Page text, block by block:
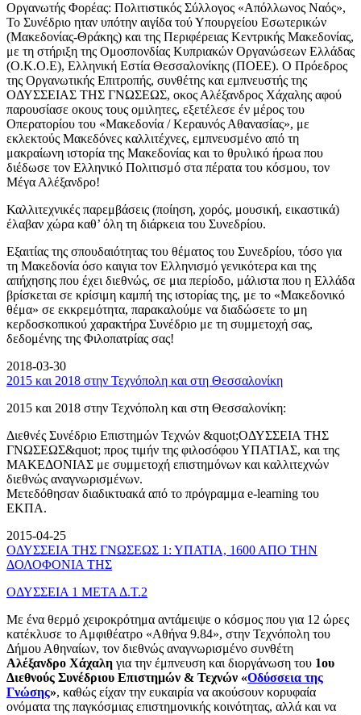
Οργανωτής Φορέας: Πολιτιστικός Σύλλογος «Απόλλωνος Ναός»,
Το Συνέδριο ηταν υπότην αιγίδα τού Υπουργείου Εσωτερικών
(Μακεδονίας-Θράκης) και της Περιφέρειας Κεντρικής Μακεδονίας,
με τη στήριξη της Ομοσπονδίας Κυπριακών Οργανώσεων Ελλάδας
(Ο.Κ.Ο.Ε), Ελληνική Εστία Θεσσαλονίκης (ΠΟΕΕ). Ο Πρόεδρος
της Οργανωτικής Επιτροπής, συνθέτης και εμπνευστής της
ΟΔΥΣΣΕΙΑΣ ΤΗΣ ΓΝΩΣΕΩΣ, οκος Αλέξανδρος Χάχαλης αφού
παρουσίασε οκους τους ομιλητες, εξετέλεσε έν μέρος του
Οπερατορίου του «Μακεδονία / Κεραυνός Αθανασίας», με
εκλεκτούς Μακεδόνες καλλιτέχνες, εμπνευσμένο από τη
μακραίωνη ιστορία της Μακεδονίας και το θρυλικό ήρωα που
διέδωσε τον Ελληνικό Πολιτισμό στα πέρατα του κόσμου, τον
Μέγα Αλέξανδρο!
Καλλιτεχνικές παρεμβάσεις (ποίηση, χορός, μουσική, εικαστικά)
έλαβαν χώρα καθ’ όλη τη διάρκεια του Συνεδρίου.
Εξαιτίας της σπουδαιότητας του θέματος του Συνεδρίου, τόσο για
τη Μακεδονία όσο καιγια τον Ελληνισμό γενικότερα και της
απήχησης που έχει διεθνώς, σε μια περίοδο, μάλιστα που η Ελλάδα
βρίσκεται σε κρίσιμη καμπή της ιστορίας της, με το «Μακεδονικό
θέμα» σε εκκρεμότητα, παρακαλούμε να διαδώσετε το μη
κερδοσκοπικού χαρακτήρα Συνέδριο με τη συμμετοχή σας,
δεδομένης της Φιλοπατρίας σας!
2018-03-30
2015 και 2018 στην Τεχνόπολη και στη Θεσσαλονίκη
2015 και 2018 στην Τεχνόπολη και στη Θεσσαλονίκη:
Διεθνές Συνέδριο Επιστημών Τεχνών &quot;ΟΔΥΣΣΕΙΑ ΤΗΣ
ΓΝΩΣΕΩΣ&quot; προς τιμήν της φιλοσόφου ΥΠΑΤΙΑΣ, και της
ΜΑΚΕΔΟΝΙΑΣ με συμμετοχή επιστημόνων και καλλιτεχνών
διεθνώς αναγνωρισμένων.
Μετεδόθησαν διαδικτυακά από το πρόγραμμα e-learning του
ΕΚΠΑ.
2015-04-25
ΟΔΥΣΣΕΙΑ ΤΗΣ ΓΝΩΣΕΩΣ 1: ΥΠΑΤΙΑ, 1600 ΑΠΟ ΤΗΝ
ΔΟΛΟΦΟΝΙΑ ΤΗΣ
ΟΔΥΣΣΕΙΑ 1 ΜΕΤΑ Δ.Τ.2
Με ένα θερμό χειροκρότημα αντάμειψε ο κόσμος που για 12 ώρες
κατέκλυσε το Αμφιθέατρο «Αθήνα 9.84», στην Τεχνόπολη του
Δήμου Αθηναίων, τον διεθνώς αναγνωρισμένο συνθέτη
Αλέξανδρο Χάχαλη για την έμπνευση και διοργάνωση του 1ου
Διεθνούς Συνέδριου Επιστημών & Τεχνών «Οδύσσεια της
Γνώσης», καθώς είχαν την ευκαιρία να ακούσουν κορυφαία
ονόματα της παγκόσμιας επιστημονικής κοινότητας, αλλά και να